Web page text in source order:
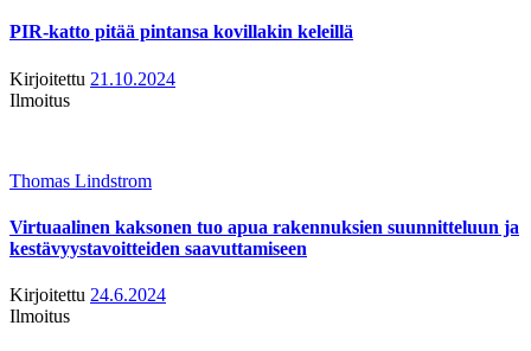
PIR-katto pitää pintansa kovillakin keleillä
Kirjoitettu 21.10.2024
Ilmoitus
Thomas Lindstrom
Virtuaalinen kaksonen tuo apua rakennuksien suunnitteluun ja
kestävyystavoitteiden saavuttamiseen
Kirjoitettu 24.6.2024
Ilmoitus